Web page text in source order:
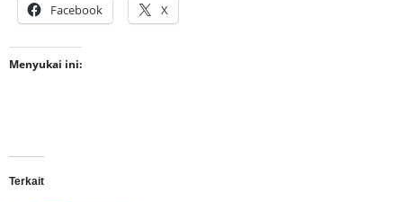
Facebook X
Menyukai ini:
Terkait